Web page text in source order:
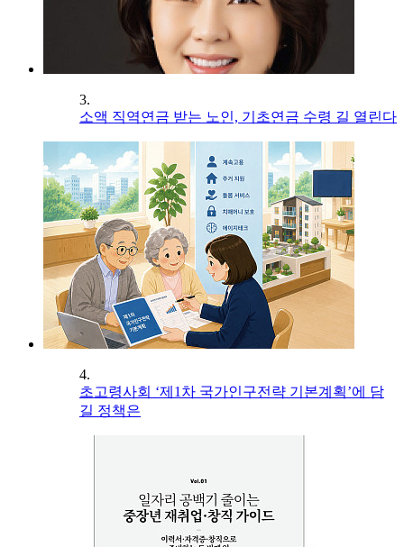
3.
소액 직역연금 받는 노인, 기초연금 수령 길 열린다
4.
초고령사회 ‘제1차 국가인구전략 기본계획’에 담
길 정책은